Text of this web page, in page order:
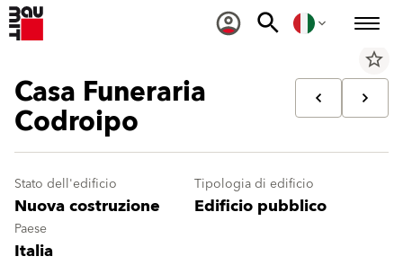
star_border
Casa Funeraria
Codroipo
Stato dell'edificio
Nuova costruzione
Tipologia di edificio
Edificio pubblico
Paese
Italia